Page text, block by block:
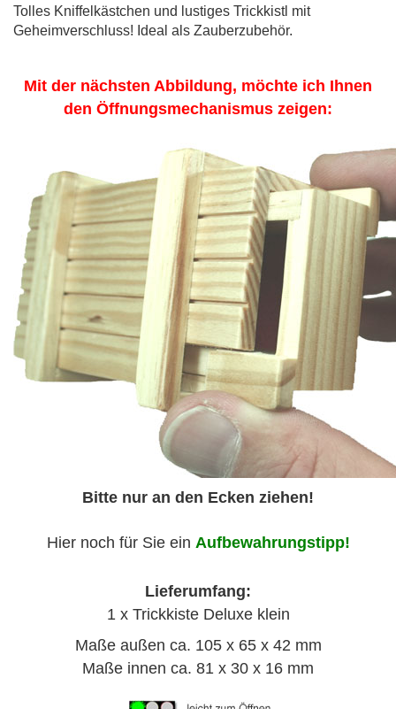
Tolles Kniffelkästchen und lustiges Trickkistl mit
Geheimverschluss! Ideal als Zauberzubehör.
Mit der nächsten Abbildung, möchte ich Ihnen
den Öffnungsmechanismus zeigen:
Bitte nur an den Ecken ziehen!
Hier noch für Sie ein Aufbewahrungstipp!
Lieferumfang:
1 x Trickkiste Deluxe klein
Maße außen ca. 105 x 65 x 42 mm
Maße innen ca. 81 x 30 x 16 mm